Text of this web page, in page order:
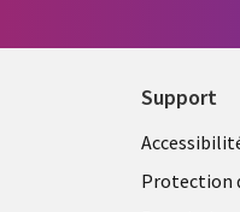
Support
Legal
Protection